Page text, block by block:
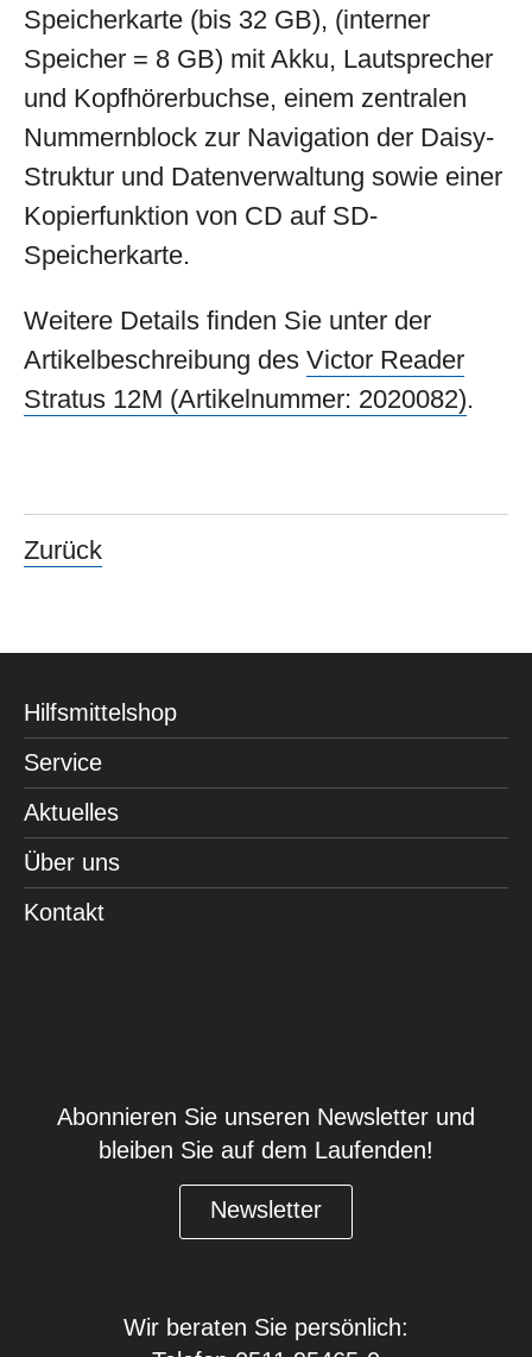
Speicherkarte (bis 32 GB), (interner
Speicher = 8 GB) mit Akku, Lautsprecher
und Kopfhörerbuchse, einem zentralen
Nummernblock zur Navigation der Daisy-
Struktur und Datenverwaltung sowie einer
Kopierfunktion von CD auf SD-
Speicherkarte.
Weitere Details finden Sie unter der
Artikelbeschreibung des Victor Reader
Stratus 12M (Artikelnummer: 2020082).
Zurück
Hilfsmittelshop
Service
Aktuelles
Über uns
Kontakt
Abonnieren Sie unseren Newsletter und
bleiben Sie auf dem Laufenden!
Newsletter
Wir beraten Sie persönlich: